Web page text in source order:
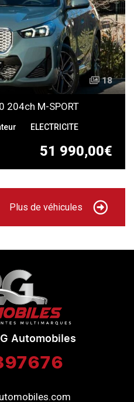
18
204ch M-SPORT
51 990,00€
ELECTRICITE
Plus de véhicules
Automobiles